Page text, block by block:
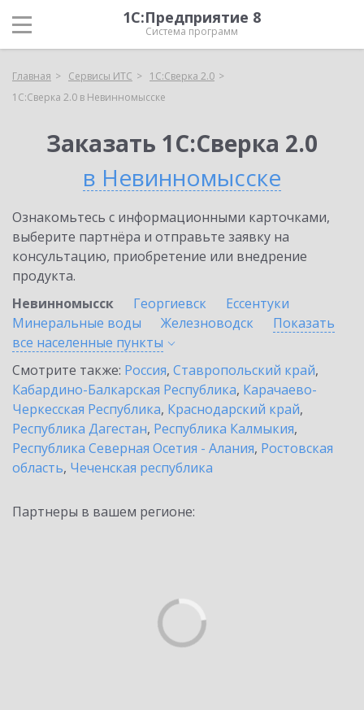
1С:Предприятие 8
Система программ
Главная Сервисы ИТС
1С:Сверка 2.0
1С:Сверка 2.0 в Невинномысске
Заказать 1С:Сверка 2.0
в Невинномысске
Ознакомьтесь с информационными карточками,
выберите партнёра и отправьте заявку на
консультацию, приобретение или внедрение
продукта.
Невинномысск
Георгиевск
Ессентуки
Минеральные воды
Железноводск
Показать
все населенные пункты
Смотрите также: Россия, Ставропольский край,
Кабардино-Балкарская Республика, Карачаево-
Черкесская Республика, Краснодарский край,
Республика Дагестан, Республика Калмыкия,
Республика Северная Осетия - Алания, Ростовская
область, Чеченская республика
Партнеры в вашем регионе: